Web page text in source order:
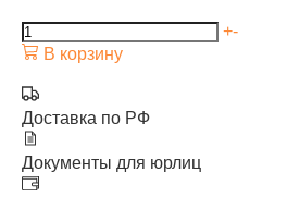
+-
В корзину
Доставка по РФ
Документы для юрлиц